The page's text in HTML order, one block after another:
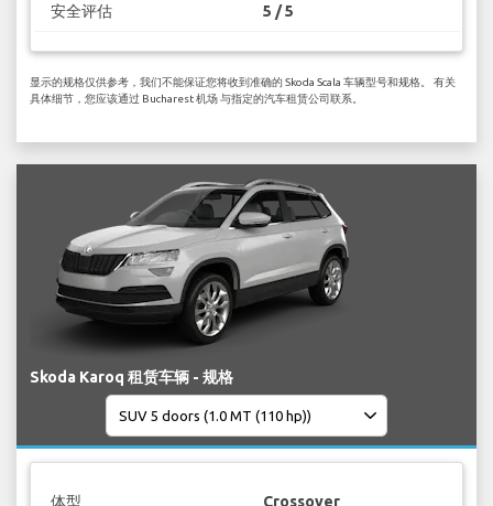
安全评估 5 / 5
显示的规格仅供参考，我们不能保证您将收到准确的 Skoda Scala 车辆型号和规格。 有关
具体细节，您应该通过 Bucharest 机场 与指定的汽车租赁公司联系。
Skoda Karoq 租赁车辆 - 规格
体型 Crossover